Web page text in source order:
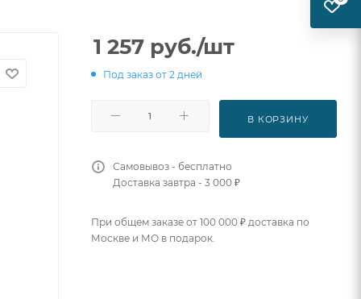
1 257 руб./шт
Под заказ от 2 дней
В КОРЗИНУ
Самовывоз - бесплатно
Доставка завтра - 3 000 ₽
При общем заказе от 100 000 ₽ доставка по
Москве и МО в подарок.